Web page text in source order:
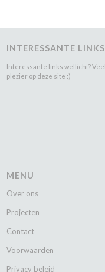
INTERESSANTE LINKS
Interessante links wellicht? Veel
plezier op deze site :)
MENU
Over ons
Projecten
Contact
Voorwaarden
Privacy beleid